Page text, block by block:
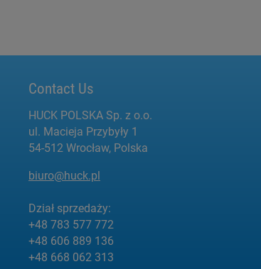
Contact Us
HUCK POLSKA Sp. z o.o.
ul. Macieja Przybyły 1
54-512 Wrocław, Polska
biuro@huck.pl
Dział sprzedaży:
+48 783 577 772
+48 606 889 136
+48 668 062 313